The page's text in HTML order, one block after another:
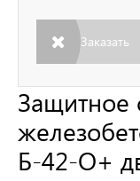
Защитное
Б-42-О+
Заказать